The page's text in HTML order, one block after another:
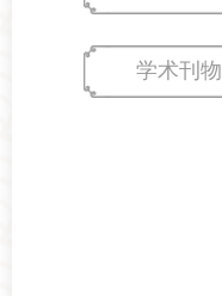
学术刊物